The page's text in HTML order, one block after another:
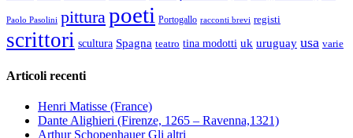
Paolo Pasolini pitturapoeti Portogallo racconti brevi registi
scrittori scultura Spagna teatro tina modotti uk uruguay usa varie
Articoli recenti
Henri Matisse (France)
Dante Alighieri (Firenze, 1265 – Ravenna,1321)
Arthur Schopenhauer Gli altri